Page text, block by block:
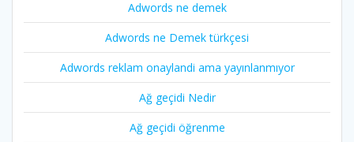
Adwords ne demek
Adwords ne Demek türkçesi
Adwords reklam onaylandi ama yayınlanmıyor
Ağ geçidi Nedir
Ağ geçidi öğrenme